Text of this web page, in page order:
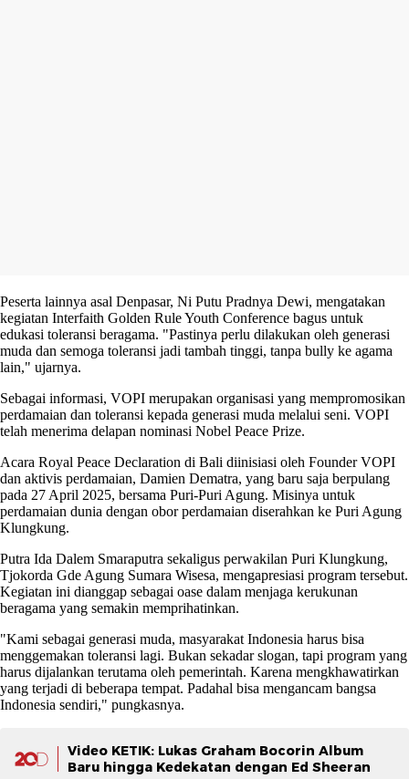
Peserta lainnya asal Denpasar, Ni Putu Pradnya Dewi, mengatakan
kegiatan Interfaith Golden Rule Youth Conference bagus untuk
edukasi toleransi beragama. "Pastinya perlu dilakukan oleh generasi
muda dan semoga toleransi jadi tambah tinggi, tanpa bully ke agama
lain," ujarnya.
Sebagai informasi, VOPI merupakan organisasi yang mempromosikan
perdamaian dan toleransi kepada generasi muda melalui seni. VOPI
telah menerima delapan nominasi Nobel Peace Prize.
Acara Royal Peace Declaration di Bali diinisiasi oleh Founder VOPI
dan aktivis perdamaian, Damien Dematra, yang baru saja berpulang
pada 27 April 2025, bersama Puri-Puri Agung. Misinya untuk
perdamaian dunia dengan obor perdamaian diserahkan ke Puri Agung
Klungkung.
Putra Ida Dalem Smaraputra sekaligus perwakilan Puri Klungkung,
Tjokorda Gde Agung Sumara Wisesa, mengapresiasi program tersebut.
Kegiatan ini dianggap sebagai oase dalam menjaga kerukunan
beragama yang semakin memprihatinkan.
"Kami sebagai generasi muda, masyarakat Indonesia harus bisa
menggemakan toleransi lagi. Bukan sekadar slogan, tapi program yang
harus dijalankan terutama oleh pemerintah. Karena mengkhawatirkan
yang terjadi di beberapa tempat. Padahal bisa mengancam bangsa
Indonesia sendiri," pungkasnya.
Video KETIK: Lukas Graham Bocorin Album
Baru hingga Kedekatan dengan Ed Sheeran